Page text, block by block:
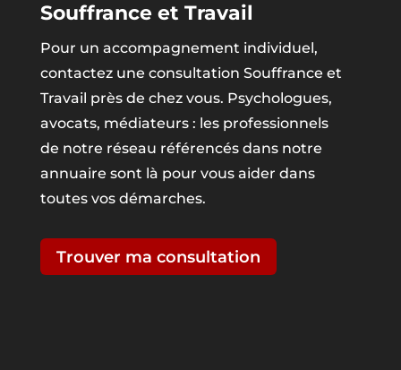
Souffrance et Travail
Pour un accompagnement individuel,
contactez une consultation Souffrance et
Travail près de chez vous. Psychologues,
avocats, médiateurs : les professionnels
de notre réseau référencés dans notre
annuaire sont là pour vous aider dans
toutes vos démarches.
Trouver ma consultation